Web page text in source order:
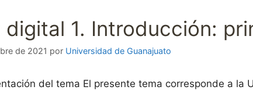
digital 1. Introducción:
de 2021 por Universidad de Guanajuato
del tema El presente tema corresponde a